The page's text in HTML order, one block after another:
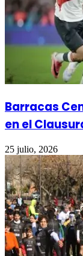
Barracas
en el
25 julio, 2026